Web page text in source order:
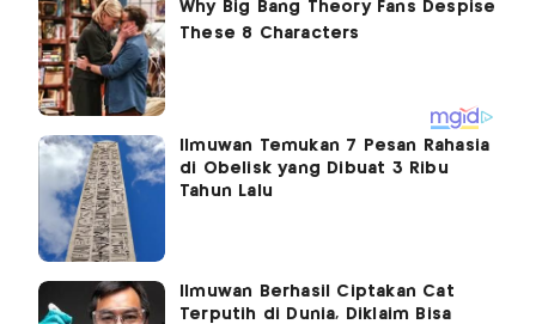
Ilmuwan Temukan 7 Pesan Rahasia
di Obelisk yang Dibuat 3 Ribu
Tahun Lalu
Ilmuwan Berhasil Ciptakan Cat
Terputih di Dunia, Diklaim Bisa